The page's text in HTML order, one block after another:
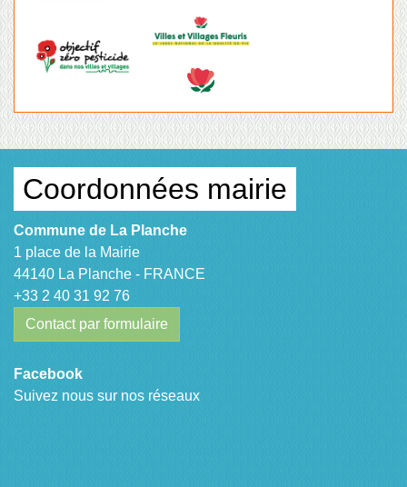
Coordonnées mairie
Commune de La Planche
1 place de la Mairie
44140 La Planche - FRANCE
+33 2 40 31 92 76
Contact par formulaire
Facebook
Suivez nous sur nos réseaux